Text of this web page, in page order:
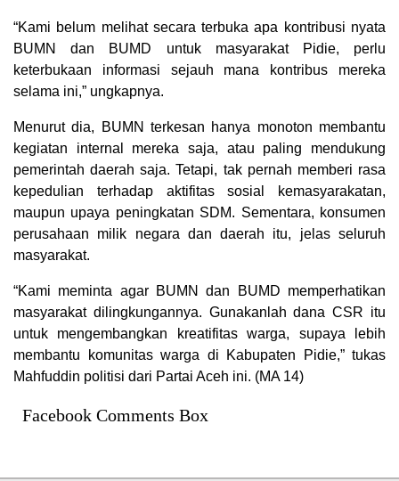
“Kami belum melihat secara terbuka apa kontribusi nyata
BUMN dan BUMD untuk masyarakat Pidie, perlu
keterbukaan informasi sejauh mana kontribus mereka
selama ini,” ungkapnya.
Menurut dia, BUMN terkesan hanya monoton membantu
kegiatan internal mereka saja, atau paling mendukung
pemerintah daerah saja. Tetapi, tak pernah memberi rasa
kepedulian terhadap aktifitas sosial kemasyarakatan,
maupun upaya peningkatan SDM. Sementara, konsumen
perusahaan milik negara dan daerah itu, jelas seluruh
masyarakat.
“Kami meminta agar BUMN dan BUMD memperhatikan
masyarakat dilingkungannya. Gunakanlah dana CSR itu
untuk mengembangkan kreatifitas warga, supaya lebih
membantu komunitas warga di Kabupaten Pidie,” tukas
Mahfuddin politisi dari Partai Aceh ini. (MA 14)
Facebook Comments Box